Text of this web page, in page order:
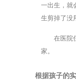
一出生，就
生剪掉了没
在医院
家。
根据孩子的